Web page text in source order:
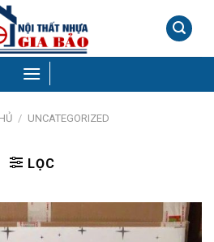
/ UNCATEGORIZED
LỌC